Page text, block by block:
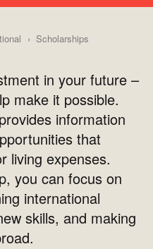
Scholarships
in your future –
make it possible.
information
that
living expenses.
you can focus on
international
skills, and making